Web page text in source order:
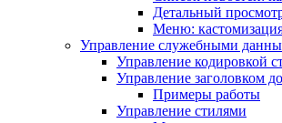
Детальный
Меню:
Управление служебными
Управление кодировкой
Управление заголовком
Примеры работы
Управление стилями